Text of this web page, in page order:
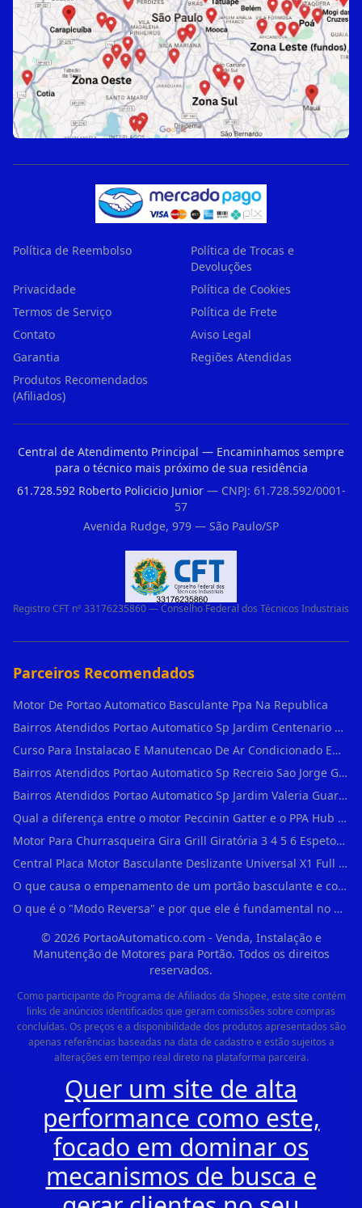
Política de Reembolso
Política de Trocas e
Devoluções
Privacidade
Política de Cookies
Termos de Serviço
Política de Frete
Contato
Aviso Legal
Garantia
Regiões Atendidas
Produtos Recomendados
(Afiliados)
Central de Atendimento Principal — Encaminhamos sempre
para o técnico mais próximo de sua residência
61.728.592 Roberto Policicio Junior— CNPJ: 61.728.592/0001-
57
Avenida Rudge, 979 — São Paulo/SP
Registro CFT nº 33176235860 — Conselho Federal dos Técnicos Industriais
Parceiros Recomendados
Motor De Portao Automatico Basculante Ppa Na Republica
Bairros Atendidos Portao Automatico Sp Jardim Centenario Guarulhos Sp Motor Para Portao Automatico Eletronico
Curso Para Instalacao E Manutencao De Ar Condicionado Em Sao Paulo
Bairros Atendidos Portao Automatico Sp Recreio Sao Jorge Guarulhos Sp Motor Para Portao Automatico Eletronico
Bairros Atendidos Portao Automatico Sp Jardim Valeria Guarulhos Sp Motor Para Portao Automatico Eletronico
Qual a diferença entre o motor Peccinin Gatter e o PPA Hub em Vila Romana?
Motor Para Churrasqueira Gira Grill Giratória 3 4 5 6 Espetos Gme Maxtorque Bivo em Cidade Dutra
Central Placa Motor Basculante Deslizante Universal X1 Full Range 433mhz em Vila Prudente
O que causa o empenamento de um portão basculante e como evitar em Campo Belo?
O que é o "Modo Reversa" e por que ele é fundamental no dia a dia em Itapevi?
© 2026PortaoAutomatico.com - Venda, Instalação e
Manutenção de Motores para Portão. Todos os direitos
reservados.
Como participante do Programa de Afiliados da Shopee, este site contém
links de anúncios identificados que geram comissões sobre compras
concluídas. Os preços e a disponibilidade dos produtos apresentados são
apenas referências baseadas na data de cadastro e estão sujeitos a
alterações em tempo real direto na plataforma parceira.
Quer um site de alta
performance como este,
focado em dominar os
mecanismos de busca e